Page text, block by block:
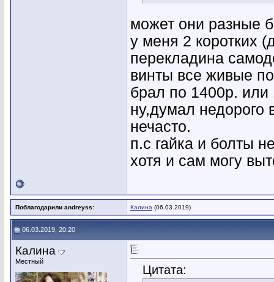
может они разные
у меня 2 коротких
перекладина
винты все живые
брал по 1400р.
ну,думал недорого
нечасто.
п.с гайка и болты
хотя и сам могу
Поблагодарили andreyss: Калина (06.03.2019)
06.03.2019, 20:20
Калина
Местный
Цитата: